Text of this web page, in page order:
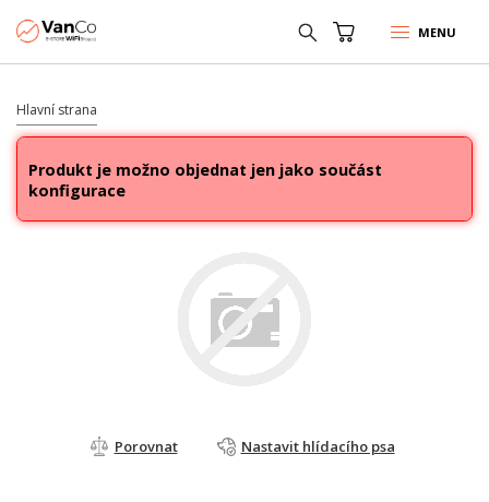
MENU
Hlavní strana
Produkt je možno objednat jen jako součást
konfigurace
Porovnat Nastavit hlídacího psa